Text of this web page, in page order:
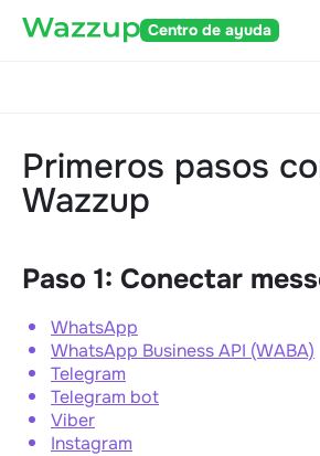
Centro de ayuda
Primeros pasos
Wazzup
Paso 1: Conectar
WhatsApp
WhatsApp Business API (WABA)
Telegram
Telegram bot
Viber
Instagram